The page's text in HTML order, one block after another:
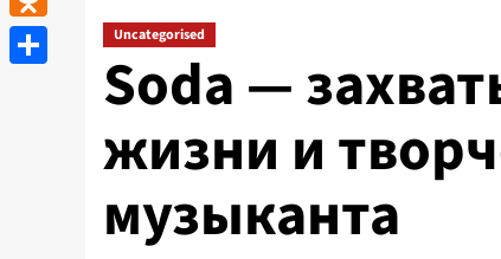
Uncategorised
Soda —
жизни и
музыканта
Odnoklassniki